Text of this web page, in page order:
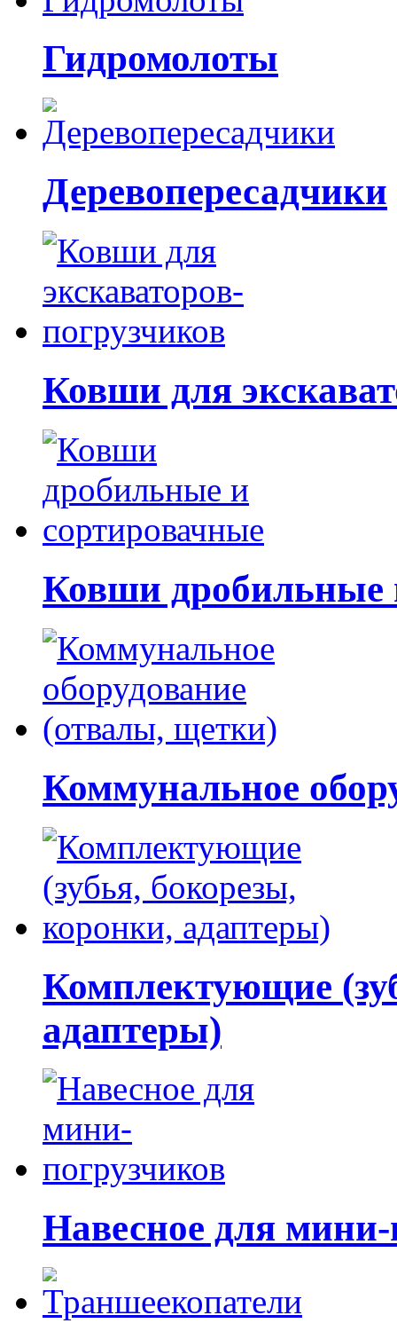
Гидромолоты
Деревопересадчики
Ковши для
Ковши дробильные
Коммунальное
Комплектующие
адаптеры)
Навесное для мини-